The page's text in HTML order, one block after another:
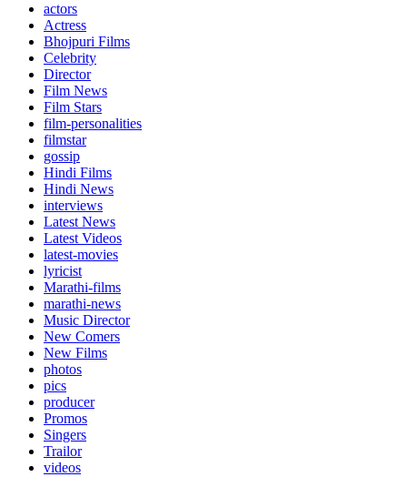
actors
Actress
Bhojpuri Films
Celebrity
Director
Film News
Film Stars
film-personalities
filmstar
gossip
Hindi Films
Hindi News
interviews
Latest News
Latest Videos
latest-movies
lyricist
Marathi-films
marathi-news
Music Director
New Comers
New Films
photos
pics
producer
Promos
Singers
Trailor
videos